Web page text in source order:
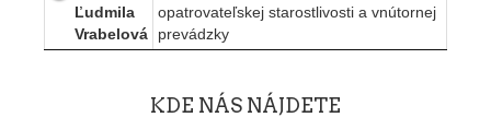
Ľudmila
Vrabelová
opatrovateľskej starostlivosti a vnútornej
prevádzky
KDE NÁS NÁJDETE